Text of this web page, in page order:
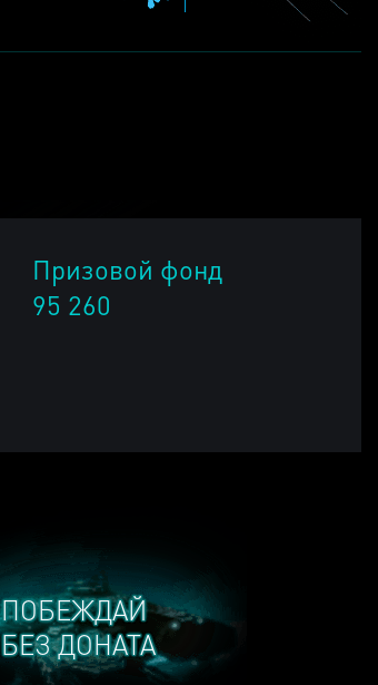
ПОБЕЖДАЙ
БЕЗ ДОНАТА
Призовой фонд
95 260